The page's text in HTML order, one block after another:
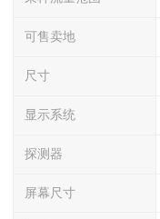
可售卖地
尺寸
显示系统
探测器
屏幕尺寸